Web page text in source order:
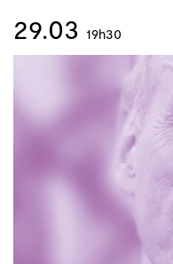
29.03 19h30